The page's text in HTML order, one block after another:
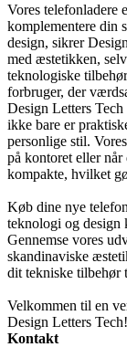
Vores telefonladere
komplementere din
design, sikrer
med æstetikken,
teknologiske
forbruger, der
Design Letters
ikke bare er
personlige stil.
på kontoret eller
kompakte, hvilket
Køb dine nye
teknologi og design
Gennemse vores
skandinaviske
dit tekniske tilbehør
Velkommen til en
Design Letters Tech!
Kontakt